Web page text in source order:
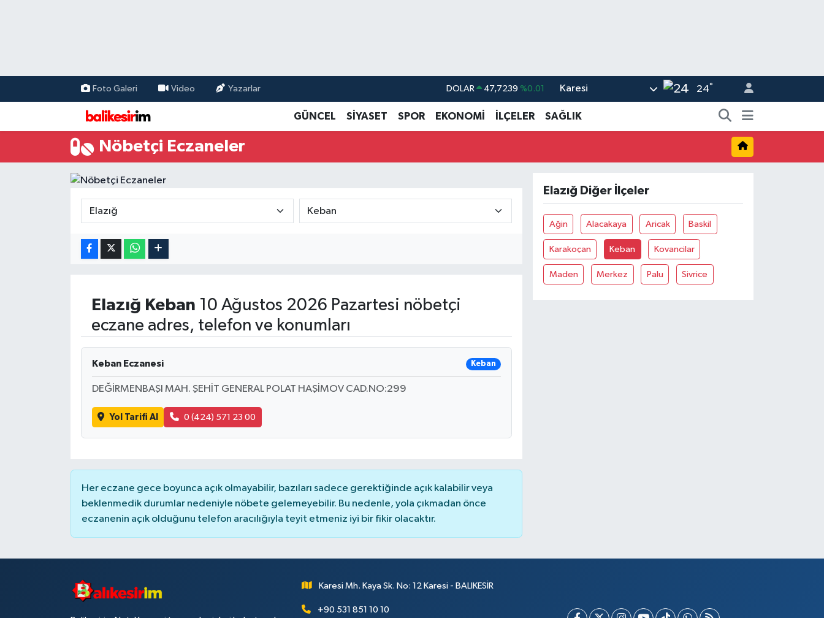
Foto Galeri Video Yazarlar DOLAR 47,7239 %0.01
EURO 55,1823 %-0.06
STERLİN 64,4329 %-0.02
BITCOIN 65.184,38
Karesi 24°
GÜNCEL SİYASET SPOR EKONOMİ İLÇELER SAĞLIK
Nöbetçi Eczaneler
Elazığ Keban 10 Ağustos 2026 Pazartesi nöbetçi
eczane adres, telefon ve konumları
Keban Eczanesi Keban
DEĞİRMENBAŞI MAH. ŞEHİT GENERAL POLAT HAŞİMOV CAD.NO:299
Yol Tarifi Al 0 (424) 571 23 00
Her eczane gece boyunca açık olmayabilir, bazıları sadece gerektiğinde açık kalabilir veya
beklenmedik durumlar nedeniyle nöbete gelemeyebilir. Bu nedenle, yola çıkmadan önce
eczanenin açık olduğunu telefon aracılığıyla teyit etmeniz iyi bir fikir olacaktır.
Elazığ Diğer İlçeler
Ağin Alacakaya Aricak Baskil
Karakoçan Keban Kovancilar
Maden Merkez Palu Sivrice
Karesi Mh. Kaya Sk. No: 12 Karesi - BALIKESİR
+90 531 851 10 10